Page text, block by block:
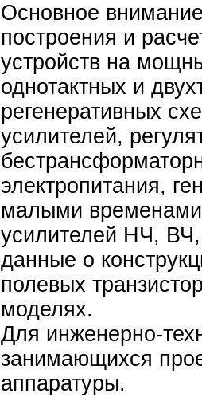
Основное
построения и
устройств на
однотактных и
регенеративных
усилителей,
электропитания,
малыми временами
усилителей НЧ,
данные о
полевых
моделях.
Для инженерно-
занимающихся
аппаратуры.